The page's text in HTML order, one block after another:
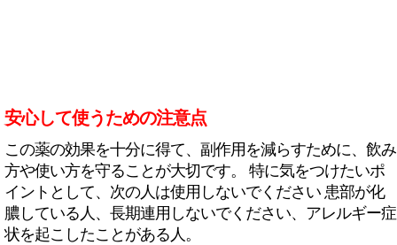
安心して使うための注意点
この薬の効果を十分に得て、副作用を減らすために、飲み
方や使い方を守ることが大切です。 特に気をつけたいポ
イントとして、次の人は使用しないでください 患部が化
膿している人、長期連用しないでください、アレルギー症
状を起こしたことがある人。